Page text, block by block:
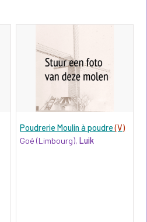
Poudrerie Moulin à poudre(V)
Goé (Limbourg),Luik